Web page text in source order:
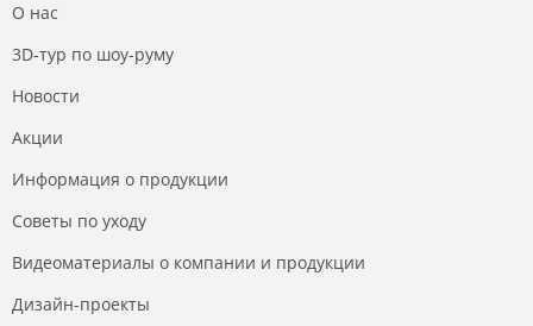
О нас
3D-тур по шоу-руму
Новости
Акции
Информация о продукции
Советы по уходу
Видеоматериалы о компании и продукции
Дизайн-проекты